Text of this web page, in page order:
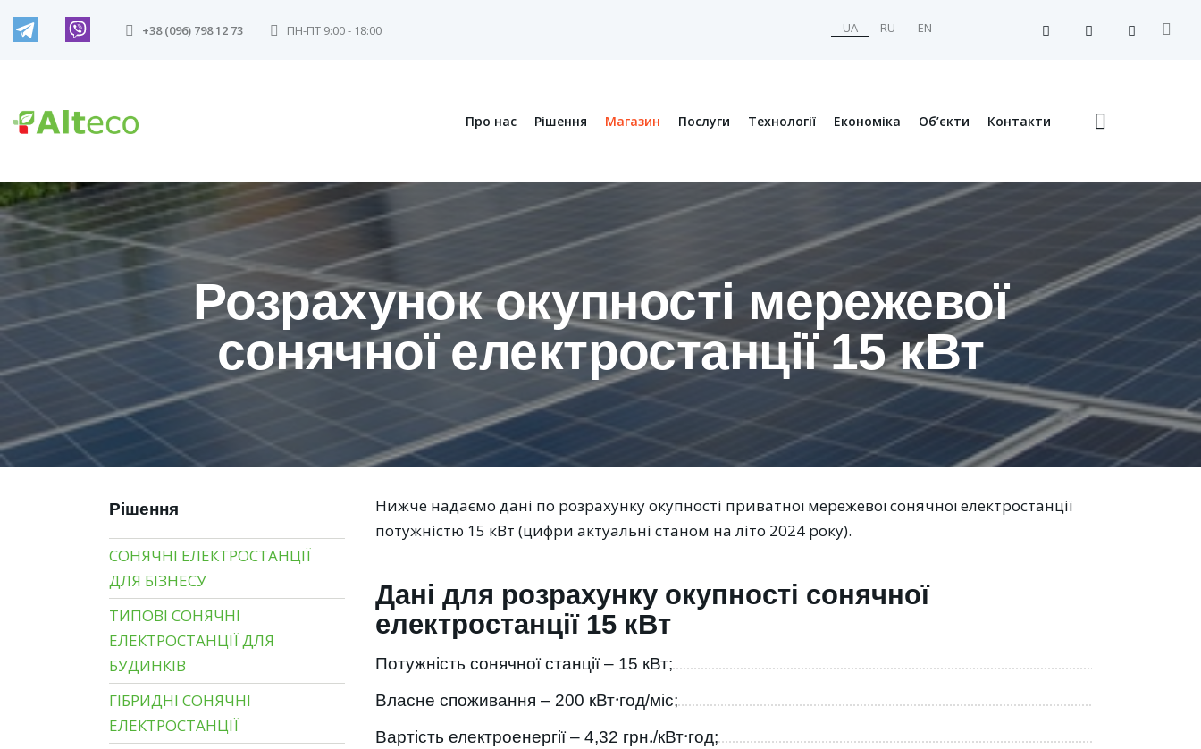
+38 (096) 798 12 73 ПН-ПТ 9:00 - 18:00 UA RU EN
Про нас Рішення Магазин Послуги Технології Економіка Об’єкти Контакти
Розрахунок окупності мережевої
сонячної електростанції 15 кВт
Нижче надаємо дані по розрахунку окупності приватної мережевої сонячної електростанції
потужністю 15 кВт (цифри актуальні станом на літо 2024 року).
Дані для розрахунку окупності сонячної
електростанції 15 кВт
Потужність сонячної станції – 15 кВт;
Власне споживання – 200 кВт·год/міс;
Вартість електроенергії – 4,32 грн./кВт·год;
Рішення
СОНЯЧНІ ЕЛЕКТРОСТАНЦІЇ
ДЛЯ БІЗНЕСУ
ТИПОВІ СОНЯЧНІ
ЕЛЕКТРОСТАНЦІЇ ДЛЯ
БУДИНКІВ
ГІБРИДНІ СОНЯЧНІ
ЕЛЕКТРОСТАНЦІЇ